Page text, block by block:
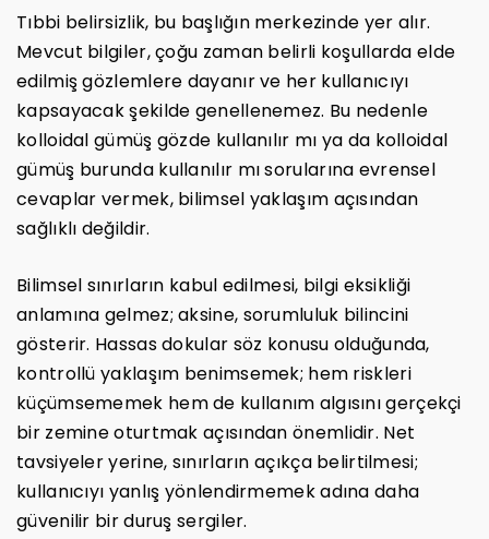
Tıbbi belirsizlik, bu başlığın merkezinde yer alır.
Mevcut bilgiler, çoğu zaman belirli koşullarda elde
edilmiş gözlemlere dayanır ve her kullanıcıyı
kapsayacak şekilde genellenemez. Bu nedenle
kolloidal gümüş gözde kullanılır mı ya da kolloidal
gümüş burunda kullanılır mı sorularına evrensel
cevaplar vermek, bilimsel yaklaşım açısından
sağlıklı değildir.
Bilimsel sınırların kabul edilmesi, bilgi eksikliği
anlamına gelmez; aksine, sorumluluk bilincini
gösterir. Hassas dokular söz konusu olduğunda,
kontrollü yaklaşım benimsemek; hem riskleri
küçümsememek hem de kullanım algısını gerçekçi
bir zemine oturtmak açısından önemlidir. Net
tavsiyeler yerine, sınırların açıkça belirtilmesi;
kullanıcıyı yanlış yönlendirmemek adına daha
güvenilir bir duruş sergiler.